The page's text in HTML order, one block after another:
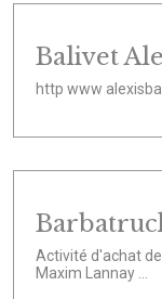
Balivet
http www
Activité d'achat
Maxim Lannay ...